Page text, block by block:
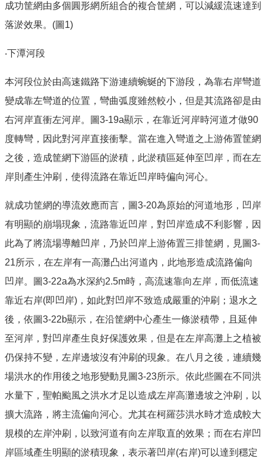
成功筐網由多個圓形網所組合的複合筐網，可以減緩流速達到
落淤效果。(圖1)
‧下潭河段
本河段位於由高速鐵路下游連續蜿蜒的下游段，為靠右岸彎道
變成靠左彎道的位置，彎曲弧度雖然較小，但是其流路卻是由
右河岸直衝左河岸。圖3-19a顯示，在靠近河岸時河道才做90
度轉彎，因此對河岸直接衝擊。當在進入彎道之上游佈置筐網
之後，造成筐網下游區的淤積，此淤積區延伸至凹岸，而在左
岸則產生沖刷，使得流路在靠近凹岸時偏向河心。
就成功筐網的導流效應而言，圖3-20為原始的河道地形，凹岸
有明顯的崩塌現象，流路靠近凹岸，對凹岸造成不利影響，因
此為了將流場導離凹岸，乃於凹岸上游佈置三排筐網，見圖3-
21所示，在左岸有一高灘凸出河道內，此地形造成流路偏向
凹岸。圖3-22a為水深約2.5m時，高流速靠向左岸，而低流速
靠近右岸(即凹岸)，如此對凹岸不致造成嚴重的沖刷；退水之
後，依圖3-22b顯示，在沿筐網中心產生一條淤積帶，且延伸
至河岸，對凹岸產生良好保護效果，但是在左岸高灘上之植被
仍保持不變，左岸邊坡沒有沖刷的現象。在八月之後，連續幾
場洪水的作用後之地形變動見圖3-23所示。依此些圖在不同洪
水量下，聖帕颱風之洪水才足以造成左岸高灘邊坡之沖刷，以
擴大流路，將主流偏向河心。尤其在柯羅莎洪水時才造成較大
規模的左岸沖刷，以致河道有向左岸取直的效果；而在右岸凹
岸區域產生明顯的淤積現象，表示著凹岸(右岸)可以達到穩定